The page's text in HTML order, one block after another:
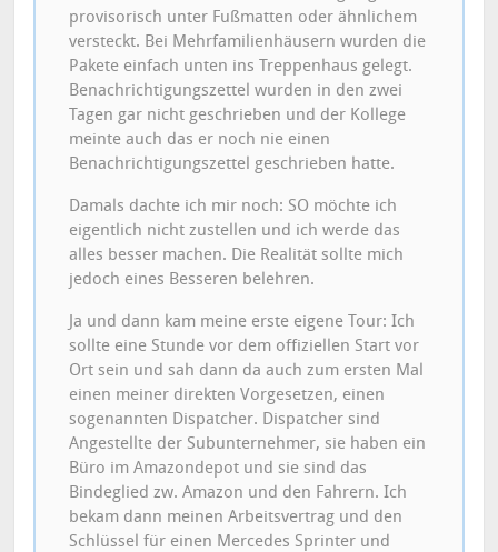
provisorisch unter Fußmatten oder ähnlichem
versteckt. Bei Mehrfamilienhäusern wurden die
Pakete einfach unten ins Treppenhaus gelegt.
Benachrichtigungszettel wurden in den zwei
Tagen gar nicht geschrieben und der Kollege
meinte auch das er noch nie einen
Benachrichtigungszettel geschrieben hatte.
Damals dachte ich mir noch: SO möchte ich
eigentlich nicht zustellen und ich werde das
alles besser machen. Die Realität sollte mich
jedoch eines Besseren belehren.
Ja und dann kam meine erste eigene Tour: Ich
sollte eine Stunde vor dem offiziellen Start vor
Ort sein und sah dann da auch zum ersten Mal
einen meiner direkten Vorgesetzen, einen
sogenannten Dispatcher. Dispatcher sind
Angestellte der Subunternehmer, sie haben ein
Büro im Amazondepot und sie sind das
Bindeglied zw. Amazon und den Fahrern. Ich
bekam dann meinen Arbeitsvertrag und den
Schlüssel für einen Mercedes Sprinter und